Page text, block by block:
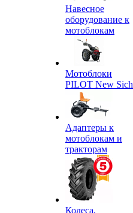
Навесное
оборудование к
мотоблокам
Мотоблоки
PILOT New Sich
Адаптеры к
мотоблокам и
тракторам
Колеса,